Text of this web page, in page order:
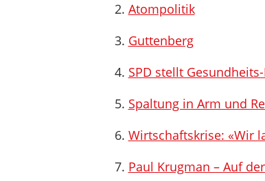
Atompolitik
Guttenberg
SPD stellt
Spaltung in Arm und
Wirtschaftskrise: «Wir
Paul Krugman – Auf